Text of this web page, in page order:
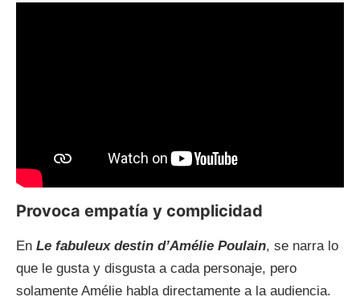
Provoca empatía y complicidad
En Le fabuleux destin d’Amélie Poulain, se narra lo
que le gusta y disgusta a cada personaje, pero
solamente Amélie habla directamente a la audiencia.